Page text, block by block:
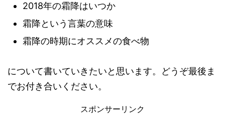
2018年の霜降はいつか
霜降という言葉の意味
霜降の時期にオススメの食べ物
について書いていきたいと思います。どうぞ最後ま
でお付き合いください。
スポンサーリンク